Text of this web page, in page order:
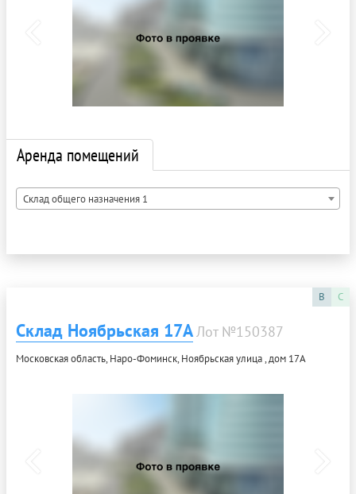
Аренда помещений
Склад общего назначения 1
B C
Склад Ноябрьская 17АЛот №150387
Московская область, Наро-Фоминск, Ноябрьская улица , дом 17А